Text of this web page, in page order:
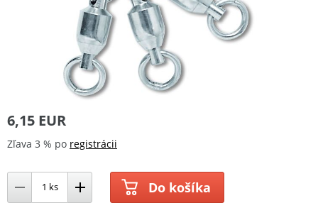
6,15 EUR
Zľava 3 % po registrácii
Do košíka